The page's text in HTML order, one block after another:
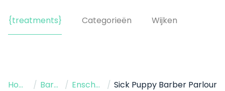
{treatments} Categorieën Wijken
Home / Barbershop / Enschede / Sick Puppy Barber Parlour